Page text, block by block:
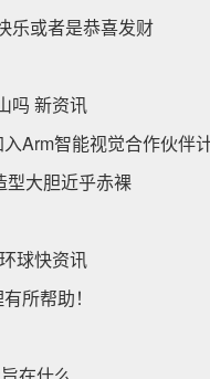
乐或者是恭喜发财
吗 新资讯
Arm智能视觉合作伙伴
型大胆近乎赤裸
球快资讯
所帮助！